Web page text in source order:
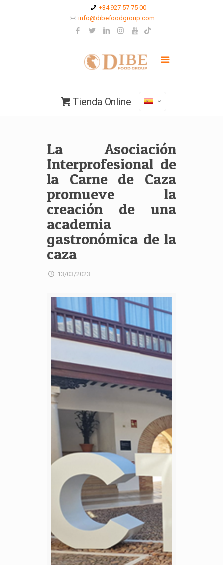
+34 927 57 75 00
info@dibefoodgroup.com
Tienda Online
La Asociación
Interprofesional de
la Carne de Caza
promueve la
creación de una
academia
gastronómica de la
caza
13/03/2023